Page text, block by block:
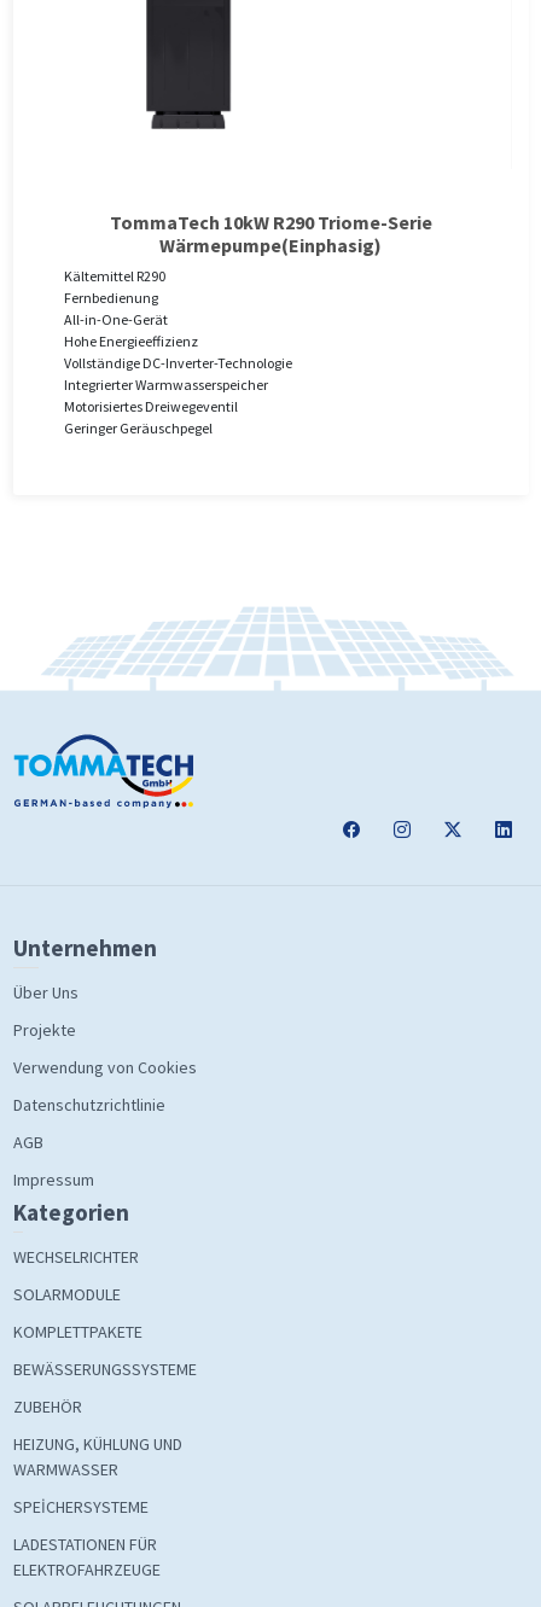
TommaTech 10kW R290 Triome-Serie
Wärmepumpe(Einphasig)
Kältemittel R290
Fernbedienung
All-in-One-Gerät
Hohe Energieeffizienz
Vollständige DC-Inverter-Technologie
Integrierter Warmwasserspeicher
Motorisiertes Dreiwegeventil
Geringer Geräuschpegel
Unternehmen
Über Uns
Projekte
Verwendung von Cookies
Datenschutzrichtlinie
AGB
Impressum
Kategorien
WECHSELRICHTER
SOLARMODULE
KOMPLETTPAKETE
BEWÄSSERUNGSSYSTEME
ZUBEHÖR
HEIZUNG, KÜHLUNG UND
WARMWASSER
SPEİCHERSYSTEME
LADESTATIONEN FÜR
ELEKTROFAHRZEUGE